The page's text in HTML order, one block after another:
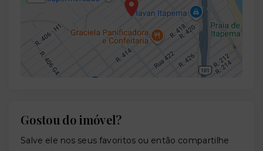
Gostou do imóvel?
Salve ele nos seus favoritos ou então compartilhe